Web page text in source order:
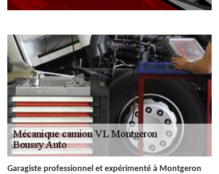
Garagiste professionnel et expérimenté à Montgeron